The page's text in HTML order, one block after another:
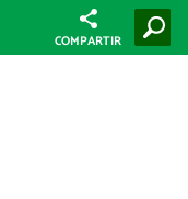
COMPARTIR